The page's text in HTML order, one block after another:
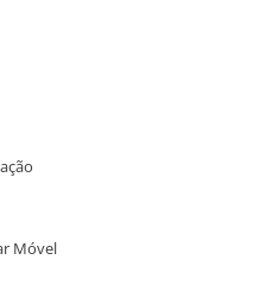
Móvel